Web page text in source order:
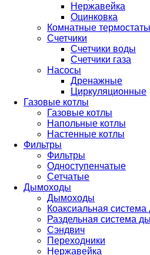
Нержавейка
Оцинковка
Комнатные термостаты
Счетчики
Счетчики воды
Счетчики газа
Насосы
Дренажные
Циркуляционные
Газовые котлы
Газовые котлы
Напольные котлы
Настенные котлы
Фильтры
Фильтры
Одноступенчатые
Сетчатые
Дымоходы
Дымоходы
Коаксиальная
Раздельная система
Сэндвич
Переходники
Нержавейка